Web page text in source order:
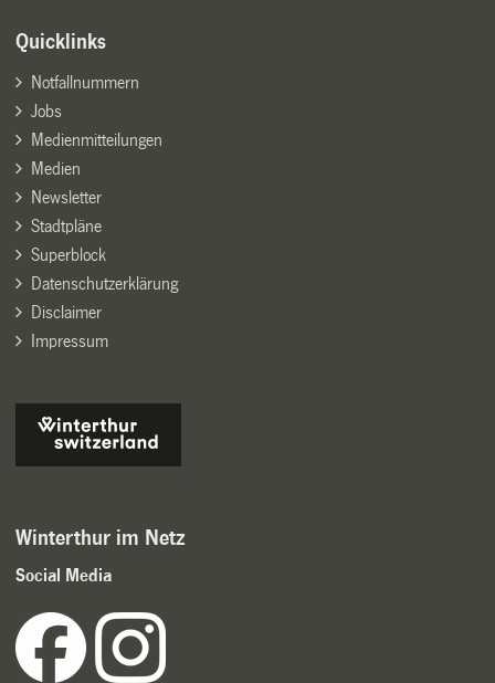
Quicklinks
Notfallnummern
Jobs
Medienmitteilungen
Medien
Newsletter
Stadtpläne
Superblock
Datenschutzerklärung
Disclaimer
Impressum
Winterthur im Netz
Social Media